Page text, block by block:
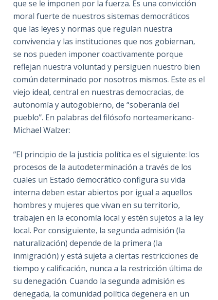
que se le imponen por la fuerza. Es una convicción
moral fuerte de nuestros sistemas democráticos
que las leyes y normas que regulan nuestra
convivencia y las instituciones que nos gobiernan,
se nos pueden imponer coactivamente porque
reflejan nuestra voluntad y persiguen nuestro bien
común determinado por nosotros mismos. Este es el
viejo ideal, central en nuestras democracias, de
autonomía y autogobierno, de “soberanía del
pueblo”. En palabras del filósofo norteamericano-
Michael Walzer:
“El principio de la justicia política es el siguiente: los
procesos de la autodeterminación a través de los
cuales un Estado democrático configura su vida
interna deben estar abiertos por igual a aquellos
hombres y mujeres que vivan en su territorio,
trabajen en la economía local y estén sujetos a la ley
local. Por consiguiente, la segunda admisión (la
naturalización) depende de la primera (la
inmigración) y está sujeta a ciertas restricciones de
tiempo y calificación, nunca a la restricción última de
su denegación. Cuando la segunda admisión es
denegada, la comunidad política degenera en un